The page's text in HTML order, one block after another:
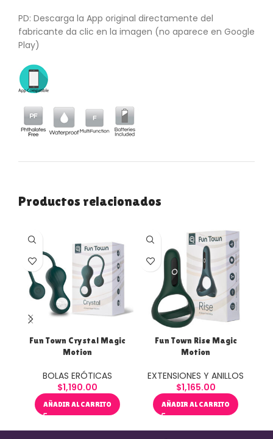
PD: Descarga la App original directamente del
fabricante da clic en la imagen (no aparece en Google
Play)
Productos relacionados
Fun Town Crystal Magic
Motion
BOLAS ERÓTICAS
$1,190.00
AÑADIR AL CARRITO
Fun Town Rise Magic
Motion
EXTENSIONES Y ANILLOS
$1,165.00
AÑADIR AL CARRITO